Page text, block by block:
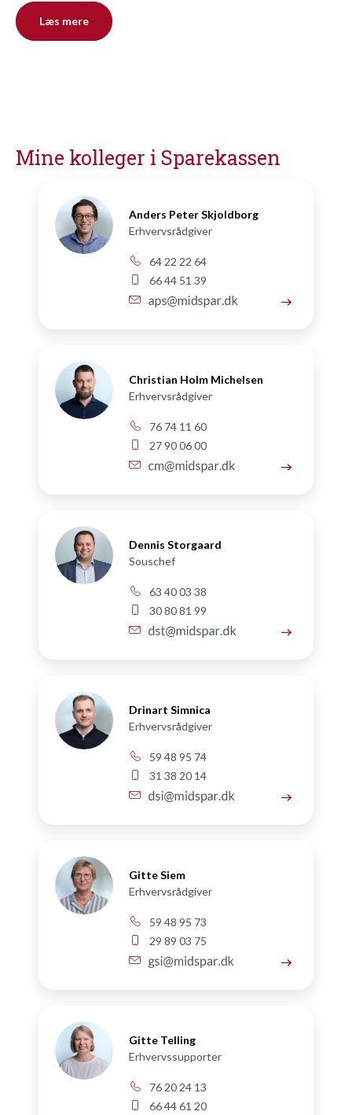
Læs mere
Mine kolleger i Sparekassen
Anders Peter Skjoldborg
Erhvervsrådgiver
64 22 22 64
66 44 51 39
Christian Holm Michelsen
Erhvervsrådgiver
76 74 11 60
27 90 06 00
Dennis Storgaard
Souschef
63 40 03 38
30 80 81 99
Drinart Simnica
Erhvervsrådgiver
59 48 95 74
31 38 20 14
Gitte Siem
Erhvervsrådgiver
59 48 95 73
29 89 03 75
Gitte Telling
Erhvervssupporter
76 20 24 13
66 44 61 20